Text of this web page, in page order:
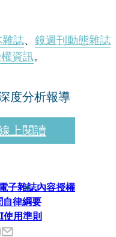
誌、 鏡週刊動態雜誌
資訊。
度分析報導
上閱讀
子雜誌內容授權
自律綱要
使用準則